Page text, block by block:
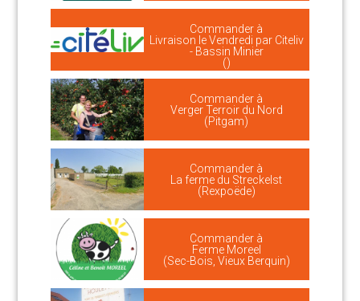
Commander à
Livraison le Vendredi par Citeliv
- Bassin Minier
()
Commander à
Verger Terroir du Nord
(Pitgam)
Commander à
La ferme du Streckelst
(Rexpoëde)
Commander à
Ferme Moreel
(Sec-Bois, Vieux Berquin)